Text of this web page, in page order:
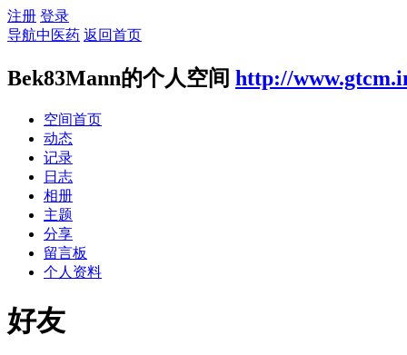
注册 登录
导航中医药 返回首页
Bek83Mann的个人空间 http://
空间首页
动态
记录
日志
相册
主题
分享
留言板
个人资料
好友